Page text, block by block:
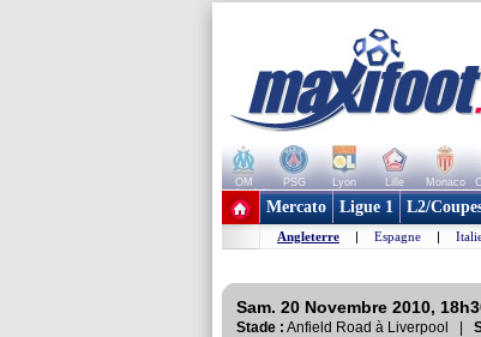
OM PSG Lyon Lille Monaco
+ de clubs
Mercato Ligue 1 L2/
Angleterre | Espagne |
Sam. 20 Novembre 2010,
Stade : Anfield Road à Liverpool |